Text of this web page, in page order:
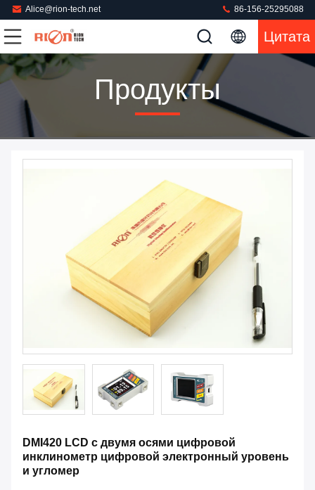
Alice@rion-tech.net 86-156-25295088
Цитата
Продукты
DMI420 LCD с двумя осями цифровой
инклинометр цифровой электронный уровень
и угломер